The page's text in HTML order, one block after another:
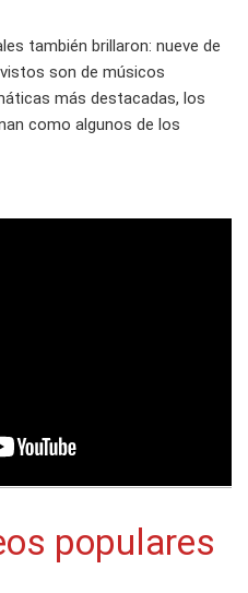
también brillaron: nueve de
son de músicos
más destacadas, los
como algunos de los
populares